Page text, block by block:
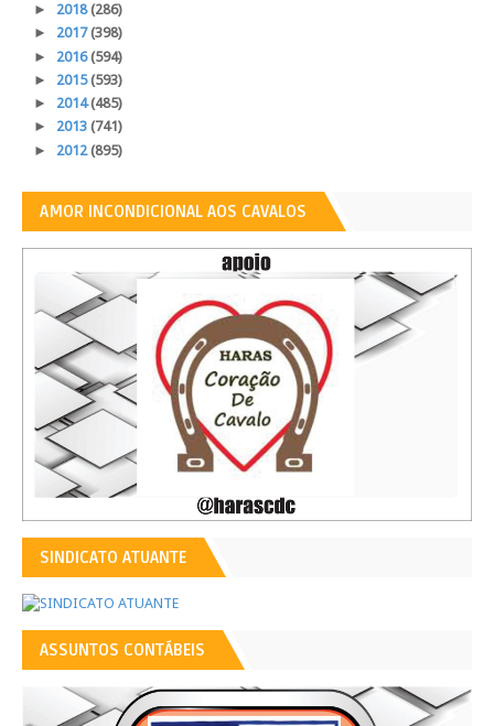
► 2018(286)
► 2017(398)
► 2016(594)
► 2015(593)
► 2014(485)
► 2013 (741)
► 2012(895)
AMOR INCONDICIONAL AOS CAVALOS
SINDICATO ATUANTE
ASSUNTOS CONTÁBEIS